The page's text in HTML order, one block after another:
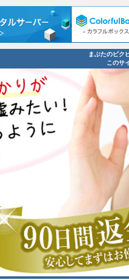
まぶたのピク
このサ